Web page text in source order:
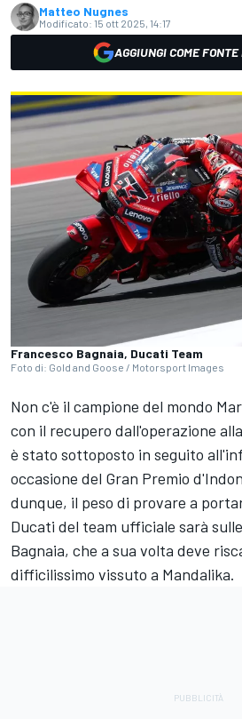
Matteo Nugnes
Modificato: 15 ott 2025, 14:17
AGGIUNGI COME
Francesco Bagnaia, Ducati Team
Foto di: Gold and Goose / Motorsport Images
Non c'è il campione del mondo
con il recupero dall'operazione
è stato sottoposto in seguito
occasione del Gran Premio
dunque, il peso di provare a
Ducati del team ufficiale sarà
Bagnaia, che a sua volta deve
difficilissimo vissuto a Mandalika.